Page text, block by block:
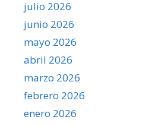
julio 2026
junio 2026
mayo 2026
abril 2026
marzo 2026
febrero 2026
enero 2026